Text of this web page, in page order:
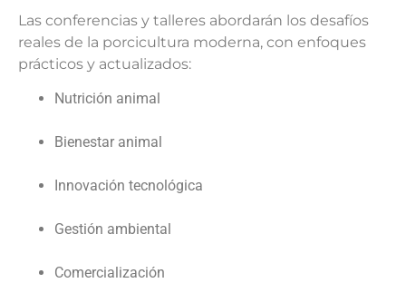
Las conferencias y talleres abordarán los desafíos
reales de la porcicultura moderna, con enfoques
prácticos y actualizados:
Nutrición animal
Bienestar animal
Innovación tecnológica
Gestión ambiental
Comercialización